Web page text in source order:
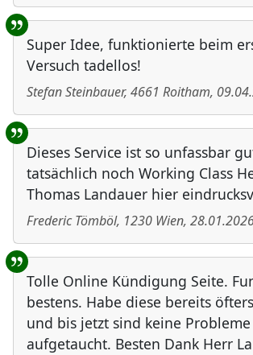
Super Idee, funktionierte beim
Versuch tadellos!
Stefan Steinbauer, 4661 Roitham,
Dieses Service ist so unfassbar
tatsächlich noch Working Class
Thomas Landauer hier
Frederic Tömböl, 1230 Wien,
Tolle Online Kündigung Seite.
bestens. Habe diese bereits
und bis jetzt sind keine Probleme
aufgetaucht. Besten Dank Herr